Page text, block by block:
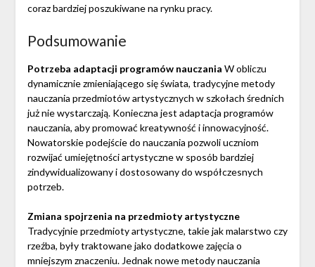
coraz bardziej poszukiwane na rynku pracy.
Podsumowanie
Potrzeba adaptacji programów nauczania W obliczu
dynamicznie zmieniającego się świata, tradycyjne metody
nauczania przedmiotów artystycznych w szkołach średnich
już nie wystarczają. Konieczna jest adaptacja programów
nauczania, aby promować kreatywność i innowacyjność.
Nowatorskie podejście do nauczania pozwoli uczniom
rozwijać umiejętności artystyczne w sposób bardziej
zindywidualizowany i dostosowany do współczesnych
potrzeb.
Zmiana spojrzenia na przedmioty artystyczne
Tradycyjnie przedmioty artystyczne, takie jak malarstwo czy
rzeźba, były traktowane jako dodatkowe zajęcia o
mniejszym znaczeniu. Jednak nowe metody nauczania